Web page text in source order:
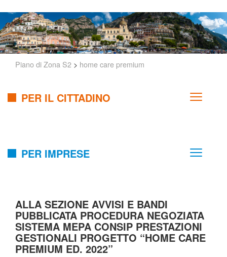
Piano di Zona S2 > home care premium
PER IL CITTADINO
PER IMPRESE
ALLA SEZIONE AVVISI E BANDI
PUBBLICATA PROCEDURA NEGOZIATA
SISTEMA MEPA CONSIP PRESTAZIONI
GESTIONALI PROGETTO “HOME CARE
PREMIUM ED. 2022”